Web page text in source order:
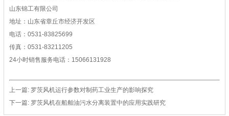
山东锦工有限公司
地址：山东省章丘市经济开发区
电话：0531-83825699
传真：0531-83211205
24小时销售服务电话：15066131928
上一篇: 罗茨风机运行参数对制药工业生产的影响探究
下一篇: 罗茨风机在船舶油污水分离装置中的应用实践研究